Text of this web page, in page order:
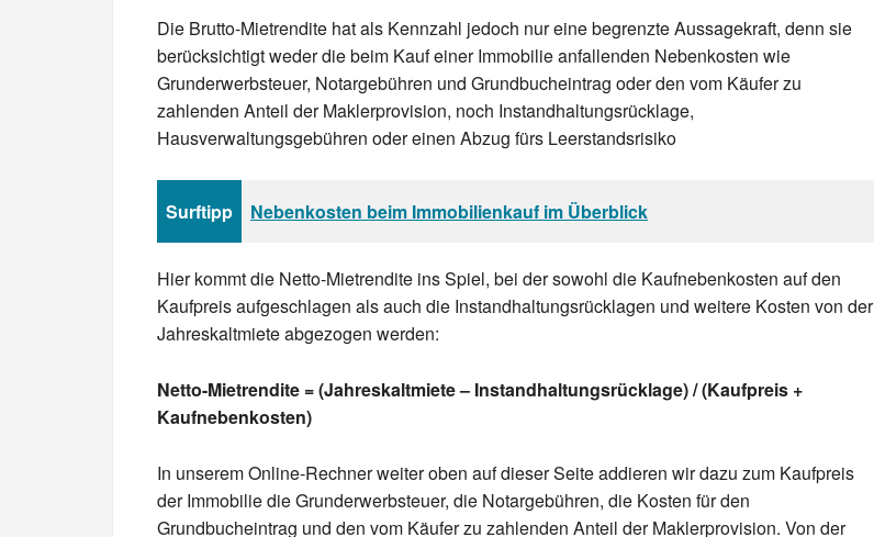
Die Brutto-Mietrendite hat als Kennzahl jedoch nur eine begrenzte Aussagekraft, denn sie
berücksichtigt weder die beim Kauf einer Immobilie anfallenden Nebenkosten wie
Grunderwerbsteuer, Notargebühren und Grundbucheintrag oder den vom Käufer zu
zahlenden Anteil der Maklerprovision, noch Instandhaltungsrücklage,
Hausverwaltungsgebühren oder einen Abzug fürs Leerstandsrisiko
Surftipp Nebenkosten beim Immobilienkauf im Überblick
Hier kommt die Netto-Mietrendite ins Spiel, bei der sowohl die Kaufnebenkosten auf den
Kaufpreis aufgeschlagen als auch die Instandhaltungsrücklagen und weitere Kosten von der
Jahreskaltmiete abgezogen werden:
Netto-Mietrendite = (Jahreskaltmiete – Instandhaltungsrücklage) / (Kaufpreis +
Kaufnebenkosten)
In unserem Online-Rechner weiter oben auf dieser Seite addieren wir dazu zum Kaufpreis
der Immobilie die Grunderwerbsteuer, die Notargebühren, die Kosten für den
Grundbucheintrag und den vom Käufer zu zahlenden Anteil der Maklerprovision. Von der